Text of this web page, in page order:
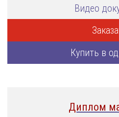
Видео
Купить в
Диплом